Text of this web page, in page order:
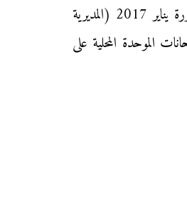
يقدم إليكم موقع محفظتي الامتحان الموحد المحلي في مادة التربية الإسلامية مع التصحيح للمستوى السادس ابتدائي بمجموعة مدارس قلعة بني روثن دورة يناير 2017 (المديرية
الموحدة المحلية على